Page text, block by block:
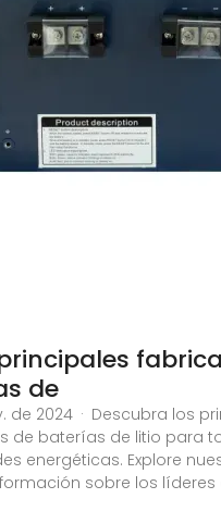
principales
de
de 2024 · Descubra los
de baterías de litio para
energéticas. Explore
sobre los líderes